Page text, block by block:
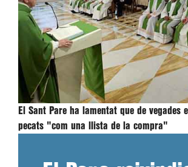
El Sant Pare ha lamentat que de vegades
pecats "com una llista de la compra"